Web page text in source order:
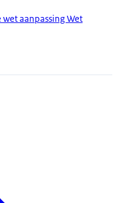
aanpassing Wet